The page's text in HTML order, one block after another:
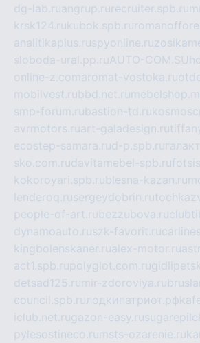
dg-lab.ruangrup.ru recruiter.spb.ru
krsk124.rukubok.spb.ru
analitikaplus.ruspyonline.ru
sloboda-ural.pp.ruAUTO-COM.SU
online-z.comaromat-vostoka.ru
mobilvest.rubbd.net.ru
smp-forum.rubastion-td.ru
avrmotors.ruart-galadesign.ru
ecostep-samara.rud-p.spb.ru
sko.com.rudavitamebel-spb.ru
kokoroyari.spb.rublesna-kazan.ru
lenderoq.rusergeydobrin.ru
people-of-art.rubezzubova.ru
dynamoauto.ruszk-favorit.ru
kingbolenskaner.rualex-motor.ru
act1.spb.rupolyglot.com.ru
detsad125.ru mir-zdoroviya.ru
council.spb.ruлодкипатриот.рф
iclub.net.rugazon-easy.ru
pylesostineco.ru msts-ozarenie.ru